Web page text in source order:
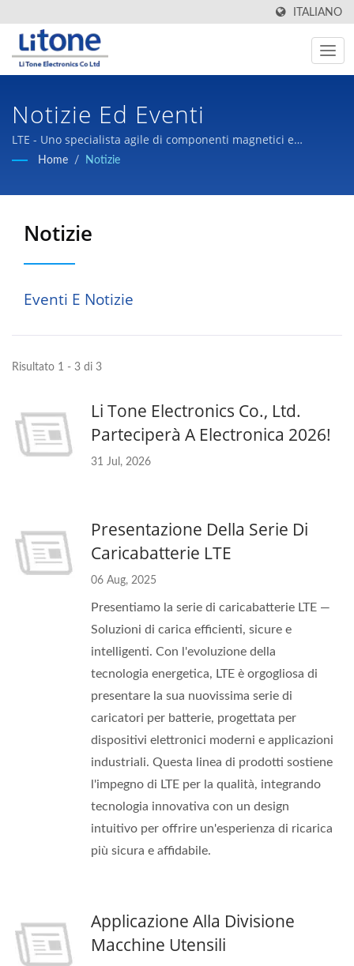
ITALIANO
Notizie Ed Eventi
LTE - Uno specialista agile di componenti magnetici e
alimentatori a commutazione.
Home / Notizie
Notizie
Eventi E Notizie
Risultato 1 - 3 di 3
Li Tone Electronics Co., Ltd.
Parteciperà A Electronica 2026!
31 Jul, 2026
Presentazione Della Serie Di
Caricabatterie LTE
06 Aug, 2025
Presentiamo la serie di caricabatterie LTE —
Soluzioni di carica efficienti, sicure e
intelligenti. Con l'evoluzione della
tecnologia energetica, LTE è orgogliosa di
presentare la sua nuovissima serie di
caricatori per batterie, progettata per
dispositivi elettronici moderni e applicazioni
industriali. Questa linea di prodotti sostiene
l'impegno di LTE per la qualità, integrando
tecnologia innovativa con un design
intuitivo per offrire un'esperienza di ricarica
più sicura e affidabile.
Applicazione Alla Divisione
Macchine Utensili